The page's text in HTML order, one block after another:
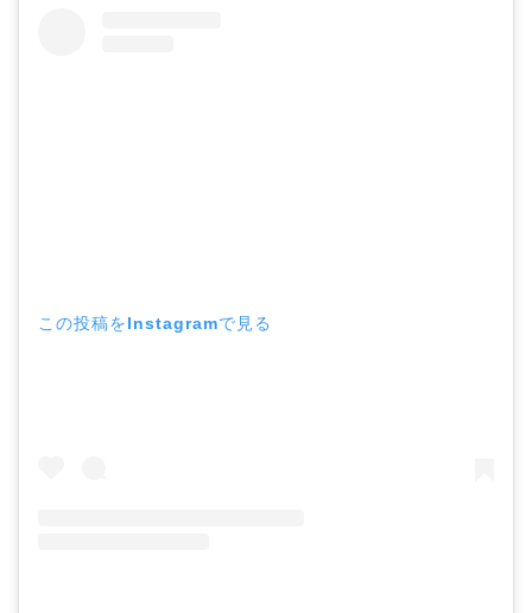
この投稿をInstagramで見る